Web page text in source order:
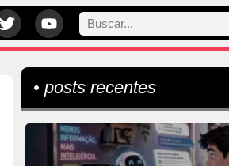
• posts recentes